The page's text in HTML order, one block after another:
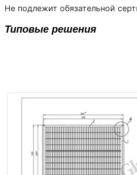
Не подлежит обязательной
Типовые решения